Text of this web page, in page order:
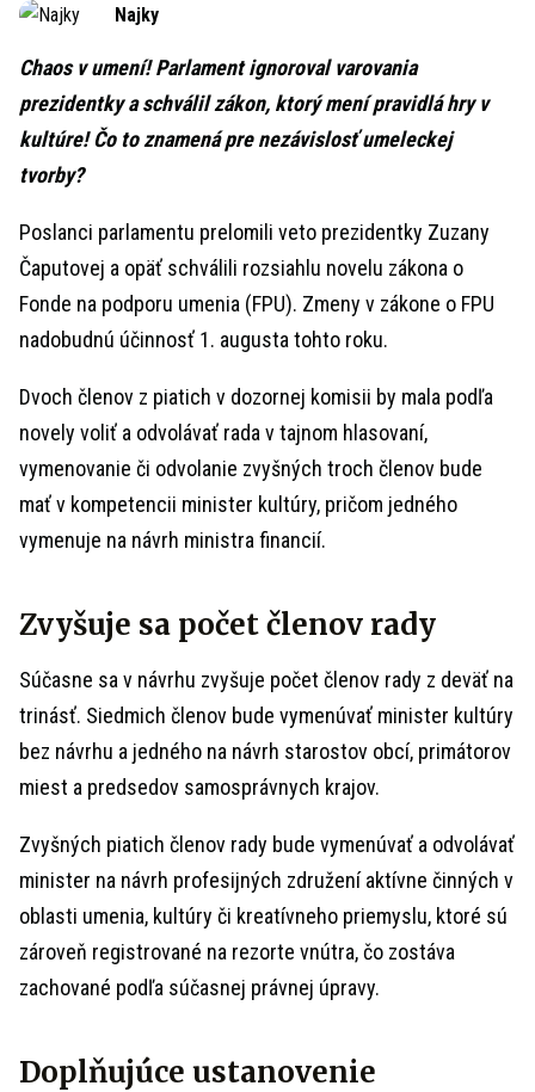
Najky
Chaos v umení! Parlament ignoroval varovania
prezidentky a schválil zákon, ktorý mení pravidlá hry v
kultúre! Čo to znamená pre nezávislosť umeleckej
tvorby?
Poslanci parlamentu prelomili veto prezidentky Zuzany
Čaputovej a opäť schválili rozsiahlu novelu zákona o
Fonde na podporu umenia (FPU). Zmeny v zákone o FPU
nadobudnú účinnosť 1. augusta tohto roku.
Dvoch členov z piatich v dozornej komisii by mala podľa
novely voliť a odvolávať rada v tajnom hlasovaní,
vymenovanie či odvolanie zvyšných troch členov bude
mať v kompetencii minister kultúry, pričom jedného
vymenuje na návrh ministra financií.
Zvyšuje sa počet členov rady
Súčasne sa v návrhu zvyšuje počet členov rady z deväť na
trinásť. Siedmich členov bude vymenúvať minister kultúry
bez návrhu a jedného na návrh starostov obcí, primátorov
miest a predsedov samosprávnych krajov.
Zvyšných piatich členov rady bude vymenúvať a odvolávať
minister na návrh profesijných združení aktívne činných v
oblasti umenia, kultúry či kreatívneho priemyslu, ktoré sú
zároveň registrované na rezorte vnútra, čo zostáva
zachované podľa súčasnej právnej úpravy.
Doplňujúce ustanovenie